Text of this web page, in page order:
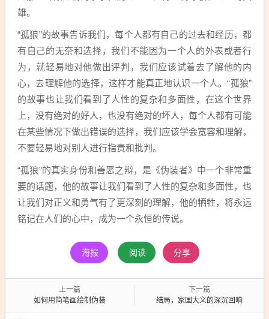
雄。
“孤狼”的故事告诉我们，每个人都有自己的过去和经历，都
有自己的无奈和选择，我们不能因为一个人的外表或者行
为，就轻易地对他做出评判，我们应该试着去了解他的内
心，去理解他的选择，这样才能真正地认识一个人。“孤狼”
的故事也让我们看到了人性的复杂和多面性，在这个世界
上，没有绝对的好人，也没有绝对的坏人，每个人都有可能
在某些情况下做出错误的选择，我们应该学会宽容和理解，
不要轻易地对别人进行指责和批判。
“孤狼”的真实身份和善恶之辩，是《伪装者》中一个非常重
要的话题，他的故事让我们看到了人性的复杂和多面性，也
让我们对正义和勇气有了更深刻的理解，他的牺牲，将永远
铭记在人们的心中，成为一个永恒的传说。
海报 阅读 分享
上一篇
如何用简笔画绘制伪装
下一篇
结局，家国大义的深沉回响